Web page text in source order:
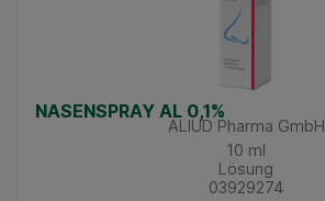
NASENSPRAY AL 0,1%
ALIUD Pharma GmbH
10 ml
Lösung
03929274